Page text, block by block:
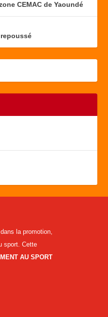
CEMAC de Yaoundé
la promotion,
sport. Cette
AU SPORT